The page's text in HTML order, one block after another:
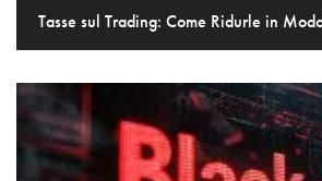
Tasse sul Trading: Come Ridurle in